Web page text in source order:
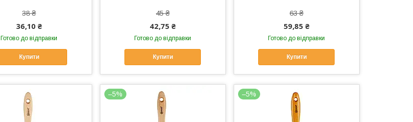
38 ₴
36,10 ₴
Готово до відправки
Купити
45 ₴
42,75 ₴
Готово до відправки
Купити
63 ₴
59,85 ₴
Готово до відправки
Купити
–5% –5%